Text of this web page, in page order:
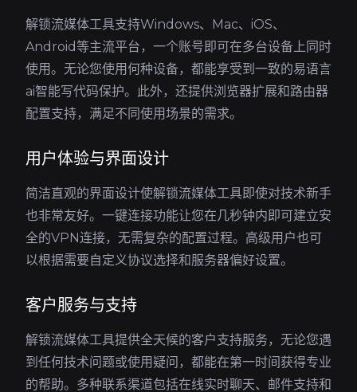
解锁流媒体工具支持Windows、Mac、iOS、
Android等主流平台，一个账号即可在多台设备上同时
使用。无论您使用何种设备，都能享受到一致的易语言
ai智能写代码保护。此外，还提供浏览器扩展和路由器
配置支持，满足不同使用场景的需求。
用户体验与界面设计
简洁直观的界面设计使解锁流媒体工具即使对技术新手
也非常友好。一键连接功能让您在几秒钟内即可建立安
全的VPN连接，无需复杂的配置过程。高级用户也可
以根据需要自定义协议选择和服务器偏好设置。
客户服务与支持
解锁流媒体工具提供全天候的客户支持服务，无论您遇
到任何技术问题或使用疑问，都能在第一时间获得专业
的帮助。多种联系渠道包括在线实时聊天、邮件支持和